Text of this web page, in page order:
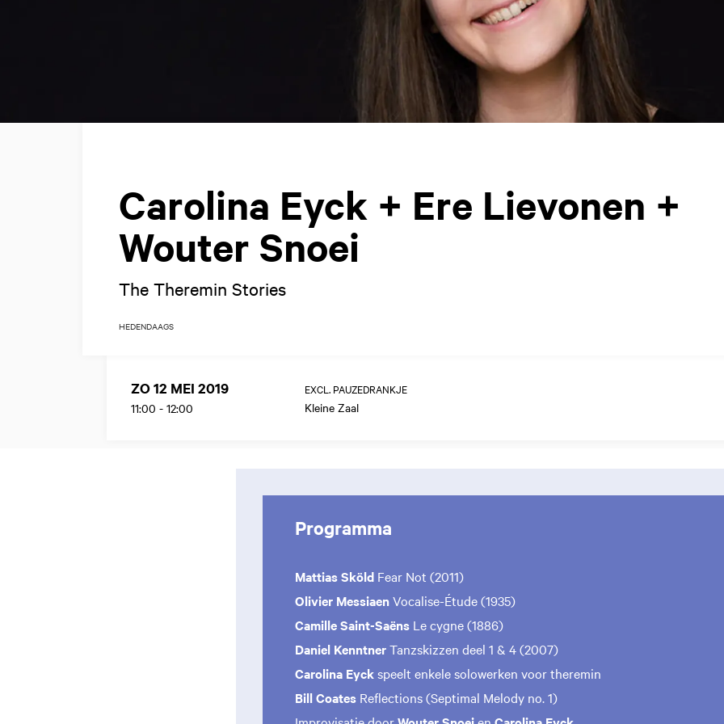
Carolina Eyck + Ere Lievonen +
Wouter Snoei
The Theremin Stories
HEDENDAAGS
ZO 12 MEI 2019
11:00 - 12:00
EXCL. PAUZEDRANKJE
Kleine Zaal
Programma
Mattias Sköld Fear Not (2011)
Olivier MessiaenVocalise-Étude (1935)
Camille Saint-Saëns Le cygne (1886)
Daniel KenntnerTanzskizzen deel 1 & 4 (2007)
Carolina Eyckspeelt enkele solowerken voor theremin
Bill Coates Reflections (Septimal Melody no. 1)